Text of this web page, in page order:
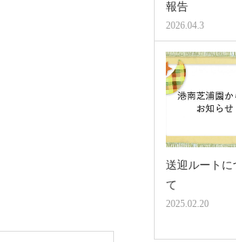
報告
2026.04.3
送迎ルートに
て
2025.02.20